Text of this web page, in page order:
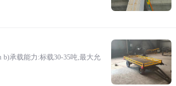
b)承载能力:标载30-35吨,最大允